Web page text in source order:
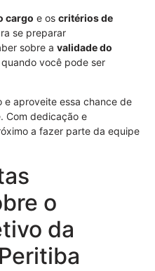
cargo e os critérios de
se preparar
sobre a validade do
você pode ser
e aproveite essa chance de
Com dedicação e
a fazer parte da equipe
o
da